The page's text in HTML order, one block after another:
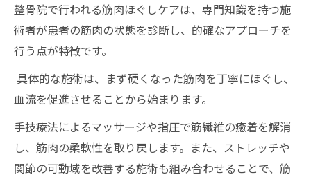
整骨院で行われる筋肉ほぐしケアは、専門知識を持つ施
術者が患者の筋肉の状態を診断し、的確なアプローチを
行う点が特徴です。
具体的な施術は、まず硬くなった筋肉を丁寧にほぐし、
血流を促進させることから始まります。
手技療法によるマッサージや指圧で筋繊維の癒着を解消
し、筋肉の柔軟性を取り戻します。また、ストレッチや
関節の可動域を改善する施術も組み合わせることで、筋